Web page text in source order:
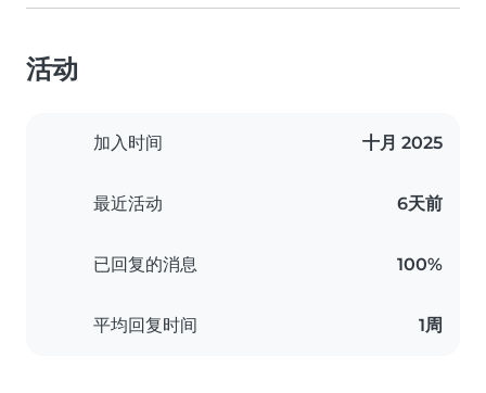
活动
加入时间 十月 2025
最近活动 6天前
已回复的消息 100%
平均回复时间 1周